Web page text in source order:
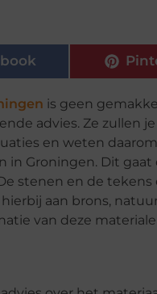
is geen
advies. Ze zullen
en weten
in Groningen. Dit
stenen en de
aan brons,
van deze